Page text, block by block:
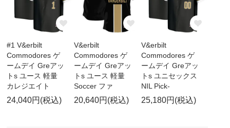
#1 V&erbilt
Commodores ゲ
ームデイ Greアッ
トs ユース 軽量
カレジエイト
24,040円(税込)
V&erbilt
Commodores ゲ
ームデイ Greアッ
トs ユース 軽量
Soccer ファ
20,640円(税込)
V&erbilt
Commodores ゲ
ームデイ Greアッ
トs ユニセックス
NIL Pick-
25,180円(税込)